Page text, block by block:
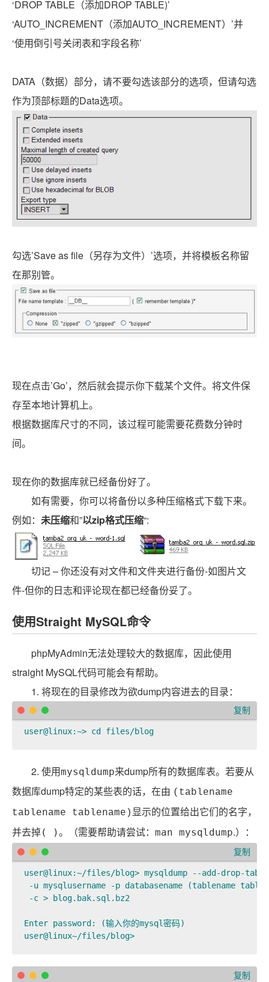
‘DROP TABLE（添加DROP TABLE)’
‘AUTO_INCREMENT（添加AUTO_INCREMENT）’并
‘使用倒引号关闭表和字段名称’
DATA（数据）部分，请不要勾选该部分的选项，但请勾选
作为顶部标题的Data选项。
勾选’Save as file（另存为文件）’选项，并将模板名称留
在那别管。
现在点击’Go’，然后就会提示你下载某个文件。将文件保
存至本地计算机上。
根据数据库尺寸的不同，该过程可能需要花费数分钟时
间。
现在你的数据库就已经备份好了。
如有需要，你可以将备份以多种压缩格式下载下来。
例如： 未压缩和”以zip格式压缩“:
切记– 你还没有对文件和文件夹进行备份-如图片文
件-但你的日志和评论现在都已经备份妥了。
使用Straight MySQL命令
phpMyAdmin无法处理较大的数据库，因此使用
straight MySQL代码可能会有帮助。
1. 将现在的目录修改为欲dump内容进去的目录：
user@linux:~> cd files/blog
复制
2. 使用mysqldump来dump所有的数据库表。若要从
数据库dump特定的某些表的话，在由 (tablename
tablename tablename)显示的位置给出它们的名字，
并去掉( )。（需要帮助请尝试： man mysqldump.）：
user@linux:~/files/blog> mysqldump --add-drop-
-u mysqlusername -p databasename (tablename
-c > blog.bak.sql.bz2
Enter password: (输入你的mysql密码)
user@linux~/files/blog>
复制
复制